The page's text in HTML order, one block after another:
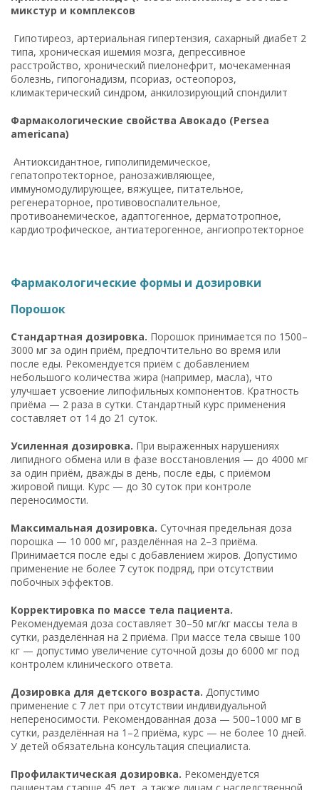
микстур и комплексов
Гипотиреоз, артериальная гипертензия, сахарный диабет 2
типа, хроническая ишемия мозга, депрессивное
расстройство, хронический пиелонефрит, мочекаменная
болезнь, гипогонадизм, псориаз, остеопороз,
климактерический синдром, анкилозирующий спондилит
Фармакологические свойства Авокадо (Persea
americana)
Антиоксидантное, гиполипидемическое,
гепатопротекторное, ранозаживляющее,
иммуномодулирующее, вяжущее, питательное,
регенераторное, противовоспалительное,
противоанемическое, адаптогенное, дерматотропное,
кардиотрофическое, антиатерогенное, ангиопротекторное
Фармакологические формы и дозировки
Порошок
Стандартная дозировка. Порошок принимается по 1500–
3000 мг за один приём, предпочтительно во время или
после еды. Рекомендуется приём с добавлением
небольшого количества жира (например, масла), что
улучшает усвоение липофильных компонентов. Кратность
приёма — 2 раза в сутки. Стандартный курс применения
составляет от 14 до 21 суток.
Усиленная дозировка. При выраженных нарушениях
липидного обмена или в фазе восстановления — до 4000 мг
за один приём, дважды в день, после еды, с приёмом
жировой пищи. Курс — до 30 суток при контроле
переносимости.
Максимальная дозировка. Суточная предельная доза
порошка — 10 000 мг, разделённая на 2–3 приёма.
Принимается после еды с добавлением жиров. Допустимо
применение не более 7 суток подряд, при отсутствии
побочных эффектов.
Корректировка по массе тела пациента.
Рекомендуемая доза составляет 30–50 мг/кг массы тела в
сутки, разделённая на 2 приёма. При массе тела свыше 100
кг — допустимо увеличение суточной дозы до 6000 мг под
контролем клинического ответа.
Дозировка для детского возраста. Допустимо
применение с 7 лет при отсутствии индивидуальной
непереносимости. Рекомендованная доза — 500–1000 мг в
сутки, разделённая на 1–2 приёма, курс — не более 10 дней.
У детей обязательна консультация специалиста.
Профилактическая дозировка. Рекомендуется